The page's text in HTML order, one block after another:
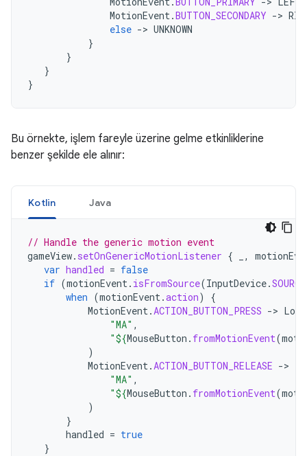
MotionEvent.BUTTON_SECONDARY ->
else -> UNKNOWN
}
}
}
}
Bu örnekte, işlem fareyle üzerine gelme etkinliklerine
benzer şekilde ele alınır:
Kotlin Java
// Handle the generic motion event
gameView. setOnGenericMotionListener { ,
var handled = false
if (motionEvent. isFromSource(InputDevice.
when (motionEvent.action)
{
MotionEvent.ACTION_BUTTON_PRESS -> Log
"MA" ,
"${MouseButton . fromMotionEvent(
)
MotionEvent.ACTION_BUTTON_RELEASE ->
"MA" ,
"${MouseButton . fromMotionEvent(
)
}
handled = true
}